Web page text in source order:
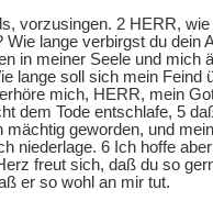
vorzusingen. 2 HERR,
Wie lange verbirgst du dein
in meiner Seele und mich
lange soll sich mein Feind
mich, HERR, mein
dem Tode entschlafe, 5
mächtig geworden, und
niederlage. 6 Ich hoffe
freut sich, daß du so
er so wohl an mir tut.